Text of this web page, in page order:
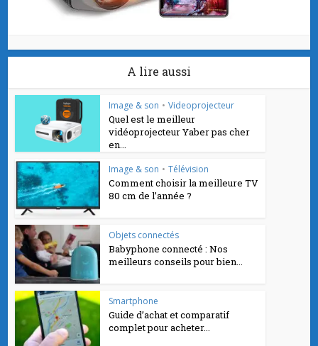
A lire aussi
Image & son • Videoprojecteur
Quel est le meilleur
vidéoprojecteur Yaber pas cher
en...
Image & son • Télévision
Comment choisir la meilleure TV
80 cm de l’année ?
Objets connectés
Babyphone connecté : Nos
meilleurs conseils pour bien...
Smartphone
Guide d’achat et comparatif
complet pour acheter...